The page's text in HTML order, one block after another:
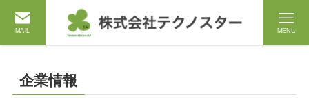
MAIL MENU
企業情報